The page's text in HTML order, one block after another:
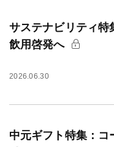
サステナビリティ
飲用啓発へ
2026.06.30
中元ギフト特集：コ